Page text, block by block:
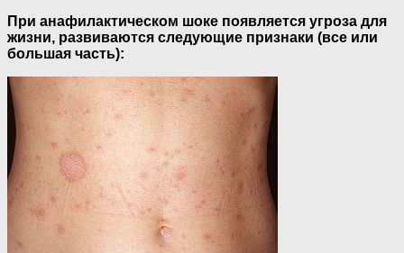
При анафилактическом шоке появляется угроза для
жизни, развиваются следующие признаки (все или
большая часть):